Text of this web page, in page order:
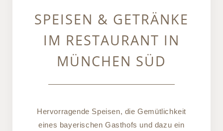
SPEISEN & GETRÄNKE
IM RESTAURANT IN
MÜNCHEN SÜD
Hervorragende Speisen, die Gemütlichkeit
eines bayerischen Gasthofs und dazu ein